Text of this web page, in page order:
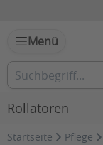
Menü
Rollatoren
Startseite Pflege